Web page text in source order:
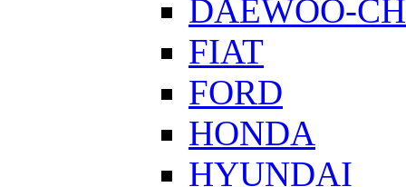
DAEWOO-
FIAT
FORD
HONDA
HYUNDAI